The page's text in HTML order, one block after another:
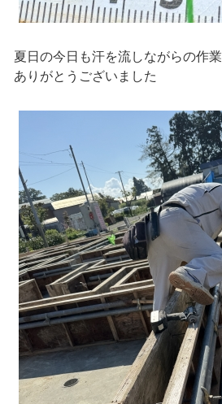
夏日の今日も汗を流しながらの作業
ありがとうございました